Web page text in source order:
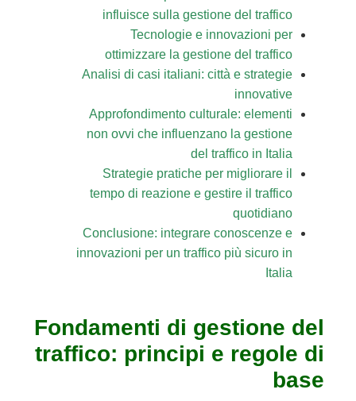
influisce sulla gestione del traffico
Tecnologie e innovazioni per
ottimizzare la gestione del traffico
Analisi di casi italiani: città e strategie
innovative
Approfondimento culturale: elementi
non ovvi che influenzano la gestione
del traffico in Italia
Strategie pratiche per migliorare il
tempo di reazione e gestire il traffico
quotidiano
Conclusione: integrare conoscenze e
innovazioni per un traffico più sicuro in
Italia
Fondamenti di gestione del
traffico: principi e regole di
base